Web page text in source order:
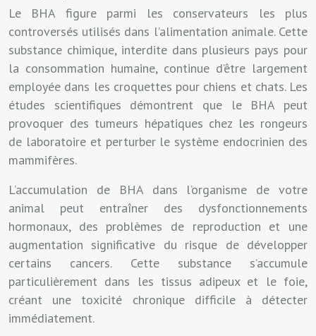
Le BHA figure parmi les conservateurs les plus
controversés utilisés dans l’alimentation animale. Cette
substance chimique, interdite dans plusieurs pays pour
la consommation humaine, continue d’être largement
employée dans les croquettes pour chiens et chats. Les
études scientifiques démontrent que le BHA peut
provoquer des tumeurs hépatiques chez les rongeurs
de laboratoire et perturber le système endocrinien des
mammifères.
L’accumulation de BHA dans l’organisme de votre
animal peut entraîner des dysfonctionnements
hormonaux, des problèmes de reproduction et une
augmentation significative du risque de développer
certains cancers. Cette substance s’accumule
particulièrement dans les tissus adipeux et le foie,
créant une toxicité chronique difficile à détecter
immédiatement.